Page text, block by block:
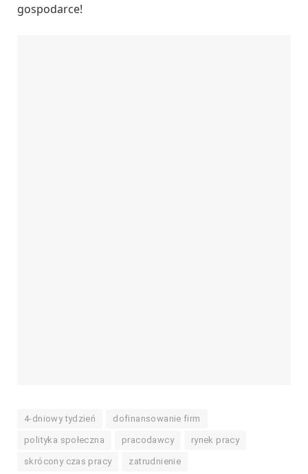
gospodarce!
4-dniowy tydzień dofinansowanie firm
polityka społeczna pracodawcy rynek pracy
skrócony czas pracy zatrudnienie